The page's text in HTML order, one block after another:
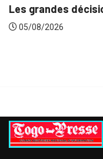
des ministres...